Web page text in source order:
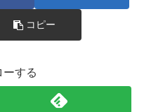
コピー
ーする